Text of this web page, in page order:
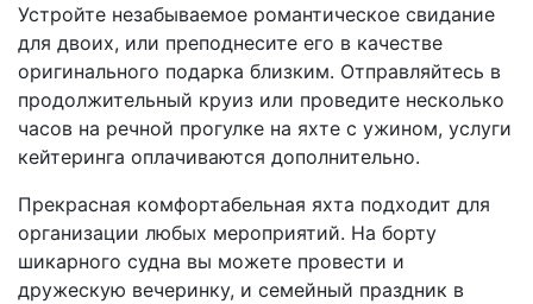
Устройте незабываемое романтическое свидание
для двоих, или преподнесите его в качестве
оригинального подарка близким. Отправляйтесь в
продолжительный круиз или проведите несколько
часов на речной прогулке на яхте с ужином, услуги
кейтеринга оплачиваются дополнительно.
Прекрасная комфортабельная яхта подходит для
организации любых мероприятий. На борту
шикарного судна вы можете провести и
дружескую вечеринку, и семейный праздник в